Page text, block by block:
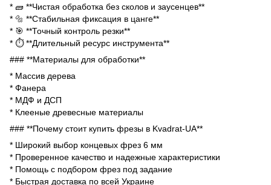
* 🧱 **Чистая обработка без сколов и заусенцев**
* 🔩 **Стабильная фиксация в цанге**
* 🎯 **Точный контроль резки**
* ⏱ **Длительный ресурс инструмента**
### **Материалы для обработки**
* Массив дерева
* Фанера
* МДФ и ДСП
* Клееные древесные материалы
### **Почему стоит купить фрезы в Kvadrat-UA**
* Широкий выбор концевых фрез 6 мм
* Проверенное качество и надежные характеристики
* Помощь с подбором фрез под задание
* Быстрая доставка по всей Украине